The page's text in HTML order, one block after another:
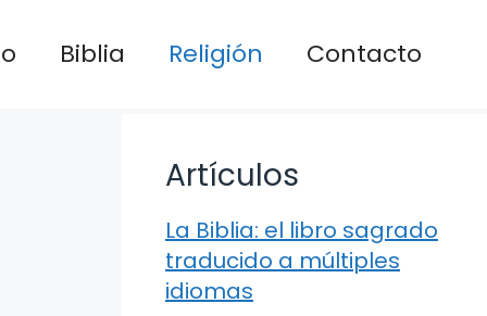
Biblia Religión Contacto
Artículos
La Biblia: el libro sagrado
traducido a múltiples
idiomas